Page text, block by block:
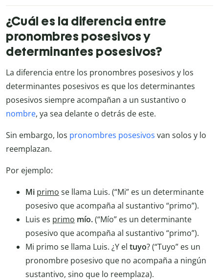
¿Cuál es la diferencia entre
pronombres posesivos y
determinantes posesivos?
La diferencia entre los pronombres posesivos y los
determinantes posesivos es que los determinantes
posesivos siempre acompañan a un sustantivo o
nombre, ya sea delante o detrás de este.
Sin embargo, los pronombres posesivos van solos y lo
reemplazan.
Por ejemplo:
Mi primo se llama Luis. (“Mi” es un determinante
posesivo que acompaña al sustantivo “primo”).
Luis es primo mío.(“Mío” es un determinante
posesivo que acompaña al sustantivo “primo”).
Mi primo se llama Luis. ¿Y el tuyo? (“Tuyo” es un
pronombre posesivo que no acompaña a ningún
sustantivo, sino que lo reemplaza).